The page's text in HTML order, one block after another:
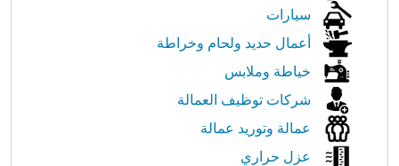
سيارات
أعمال حديد ولحام وخراطة
خياطة وملابس
شركات توظيف العمالة
عمالة وتوريد عمالة
عزل حراري